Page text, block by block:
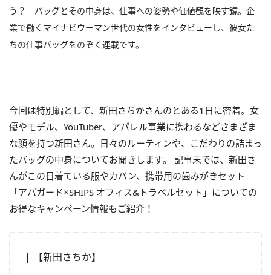
う？ バッグとその中身は、仕事への姿勢や価値観を映す鏡。企
業で働くマイナビウーマン世代の女性をインタビューし、彼女た
ちの仕事バッグをのぞく連載です。
今回は特別編として、新田さちかさんのとある1日に密着。女
優やモデル、YouTuber、アパレル事業に携わるなどさまざま
な顔を持つ新田さん。日々のルーティンや、こだわりの詰まっ
たバッグの中身についてお聞きします。 記事末では、新田さ
んがこの日着ている服やカバン、携帯用の歯みがきセット
「アパガード×SHIPS オフィス&トラベルセット」についての
お得なキャンペーン情報もご紹介！
【新田さちか】